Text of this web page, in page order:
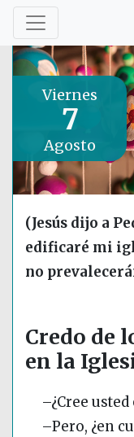
Viernes
7
Agosto
(Jesús dijo a
edificaré mi
no
Credo de
en la
–¿Cree
–Pero, ¿en